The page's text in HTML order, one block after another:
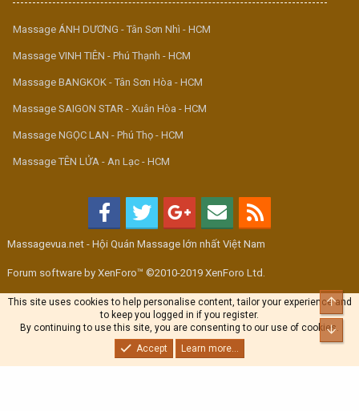
Massage ÁNH DƯƠNG - Tân Sơn Nhì - HCM
Massage VINH TIÊN - Phú Thạnh - HCM
Massage BANGKOK - Tân Sơn Hòa - HCM
Massage SAIGON STAR - Xuân Hòa - HCM
Massage NGỌC LAN - Phú Thọ - HCM
Massage TÊN LỬA - An Lạc - HCM
Massagevua.net - Hội Quán Massage lớn nhất Việt Nam
Forum software by XenForo™ ©2010-2019 XenForo Ltd.
This site uses cookies to help personalise content, tailor your experience and
to keep you logged in if you register.
By continuing to use this site, you are consenting to our use of cookies.
Accept
Learn more...
Top